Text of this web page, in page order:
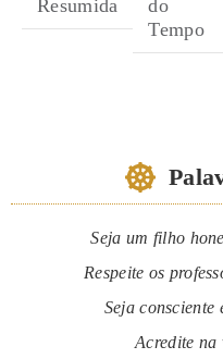
Resumida
do
Tempo
Seja um filho
Respeite os
Seja
Acredite na